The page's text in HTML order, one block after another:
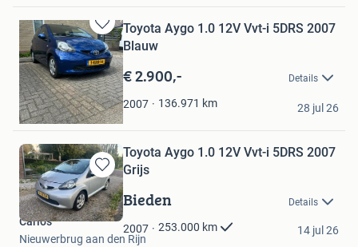
Bewaren
in
Mijn
Favorieten
Toyota Aygo 1.0 12V Vvt-i 5DRS 2007
Blauw
€ 2.900,- Details
2007 136.971 km
Yaniek van Koppen
Maasland
28 jul 26
Bewaren
in
Mijn
Favorieten
Toyota Aygo 1.0 12V Vvt-i 5DRS 2007
Grijs
Bieden Details
2007 253.000 km
Carlos
Nieuwerbrug aan den Rijn
14 jul 26